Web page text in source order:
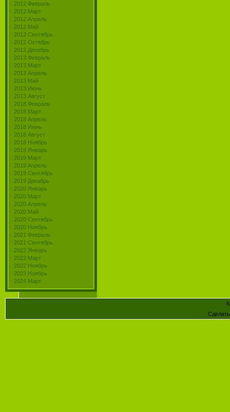
2012 Февраль
2012 Март
2012 Апрель
2012 Май
2012 Сентябрь
2012 Октябрь
2012 Декабрь
2013 Февраль
2013 Март
2013 Апрель
2013 Май
2013 Июнь
2013 Август
2018 Февраль
2018 Март
2018 Апрель
2018 Июнь
2018 Август
2018 Ноябрь
2019 Январь
2019 Март
2019 Апрель
2019 Сентябрь
2019 Декабрь
2020 Январь
2020 Март
2020 Апрель
2020 Май
2020 Сентябрь
2020 Ноябрь
2021 Февраль
2021 Сентябрь
2022 Январь
2022 Март
2022 Ноябрь
2023 Ноябрь
2024 Март